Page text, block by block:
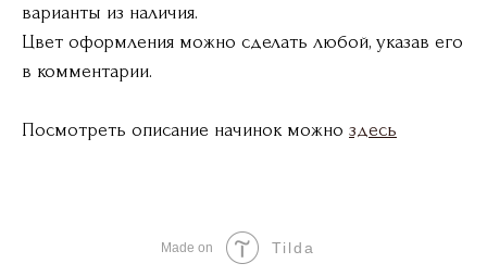
варианты из наличия.
Цвет оформления можно сделать любой, указав его
в комментарии.
Посмотреть описание начинок можно здесь
Made on Tilda